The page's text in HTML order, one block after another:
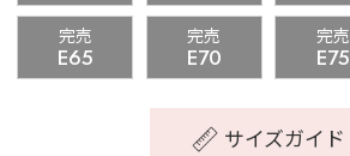
完売
E65
完売
E70
完売
E75
サイズガイド